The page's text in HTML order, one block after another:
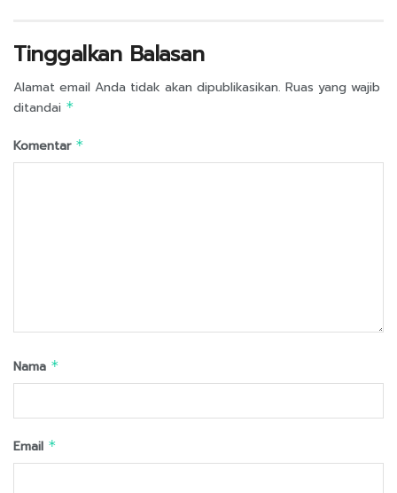
Tinggalkan Balasan
Alamat email Anda tidak akan dipublikasikan. Ruas yang wajib
ditandai *
Komentar *
Nama *
Email *